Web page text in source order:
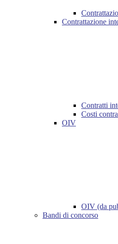
Contrattazione
Contratti
Costi
OIV
OIV (da
Bandi di concorso